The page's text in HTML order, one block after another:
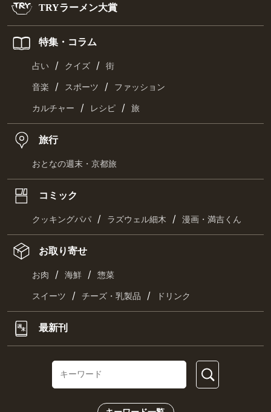
TRYラーメン大賞
特集・コラム
占い / クイズ / 街
音楽 / スポーツ / ファッション
カルチャー / レシピ / 旅
旅行
おとなの週末・京都旅
コミック
クッキングパパ / ラズウェル細木 / 漫画・満吉くん
お取り寄せ
お肉 / 海鮮 / 惣菜
スイーツ / チーズ・乳製品 / ドリンク
最新刊